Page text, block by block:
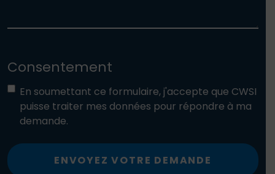
Consentement
En soumettant ce formulaire, j'accepte que CWSI
puisse traiter mes données pour répondre à ma
demande.
ENVOYEZ VOTRE DEMANDE